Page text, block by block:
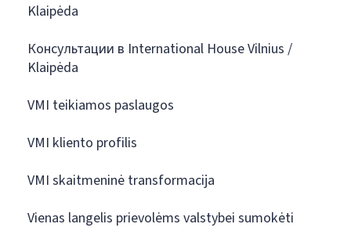
Klaipėda
Консультации в International House Vilnius /
Klaipėda
VMI teikiamos paslaugos
VMI kliento profilis
VMI skaitmeninė transformacija
Vienas langelis prievolėms valstybei sumokėti